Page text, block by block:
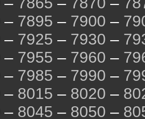
– 7895 – 7900 –
– 7925 – 7930 –
– 7955 – 7960 –
– 7985 – 7990 –
– 8015 – 8020 –
– 8045 – 8050 –